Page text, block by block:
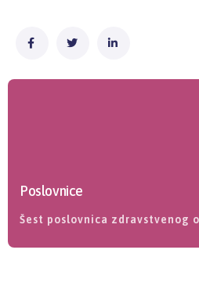
Poslovnice
Šest poslovnica zdravstvenog